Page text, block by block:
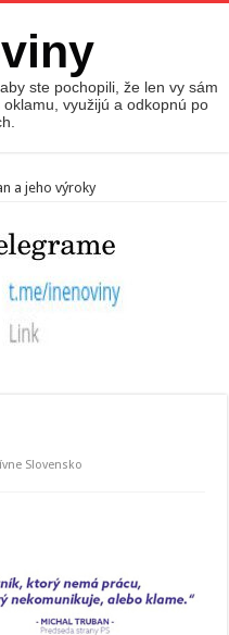
ste pochopili, že len vy sám
využijú a odkopnú po
a jeho výroky
Slovensko